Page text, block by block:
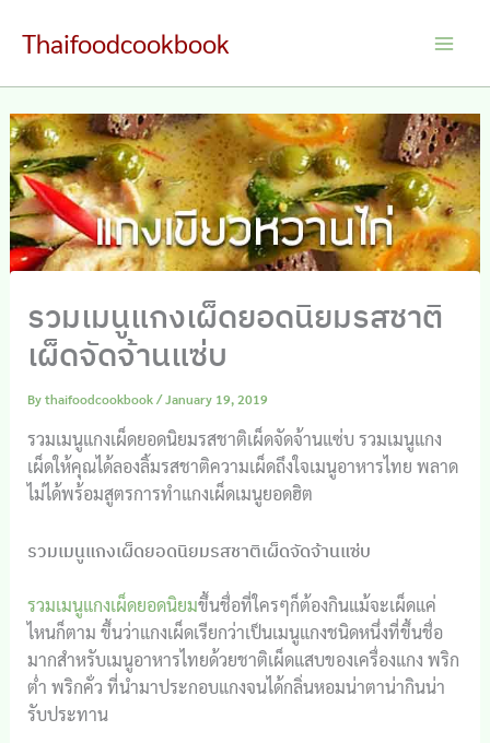
Thaifoodcookbook
รวมเมนูแกงเผ็ดยอดนิยมรสชาติ
เผ็ดจัดจ้านแซ่บ
Bythaifoodcookbook/January 19, 2019
รวมเมนูแกงเผ็ดยอดนิยมรสชาติเผ็ดจัดจ้านแซ่บ รวมเมนูแกง
เผ็ดให้คุณได้ลองลิ้มรสชาติความเผ็ดถึงใจเมนูอาหารไทย พลาด
ไม่ได้พร้อมสูตรการทำแกงเผ็ดเมนูยอดฮิต
รวมเมนูแกงเผ็ดยอดนิยมรสชาติเผ็ดจัดจ้านแซ่บ
รวมเมนูแกงเผ็ดยอดนิยมขึ้นชื่อที่ใครๆก็ต้องกินแม้จะเผ็ดแค่
ไหนก็ตาม ขึ้นว่าแกงเผ็ดเรียกว่าเป็นเมนูแกงชนิดหนึ่งที่ขึ้นชื่อ
มากสำหรับเมนูอาหารไทยด้วยชาติเผ็ดแสบของเครื่องแกง พริก
ต่ำ พริกคั่ว ที่นำมาประกอบแกงจนได้กลิ่นหอมน่าตาน่ากินน่า
รับประทาน